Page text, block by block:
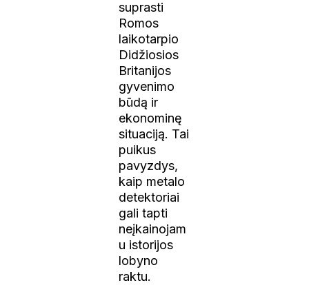
suprasti
Romos
laikotarpio
Didžiosios
Britanijos
gyvenimo
būdą ir
ekonominę
situaciją. Tai
puikus
pavyzdys,
kaip metalo
detektoriai
gali tapti
neįkainojam
u istorijos
lobyno
raktu.